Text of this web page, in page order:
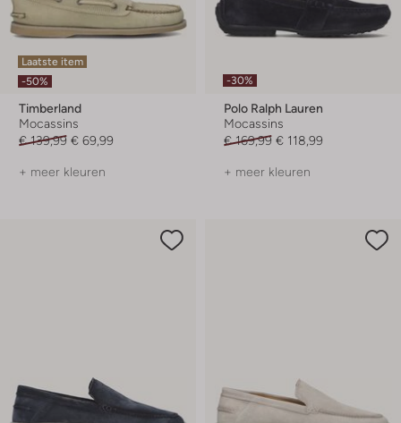
Laatste item
-50%
Timberland
Mocassins
€ 139,99 € 69,99
+ meer kleuren
-30%
Polo Ralph Lauren
Mocassins
€ 169,99 € 118,99
+ meer kleuren